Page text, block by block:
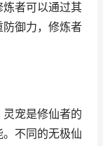
者可以通过其
御力，修炼者
宠是修仙者的
不同的无极仙